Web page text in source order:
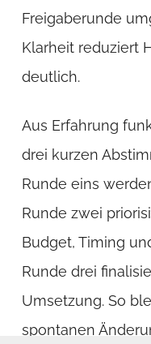
Freigaberunde
Klarheit reduziert
deutlich.
Aus Erfahrung
drei kurzen
Runde eins
Runde zwei
Budget, Timing
Runde drei
Umsetzung. So
spontanen